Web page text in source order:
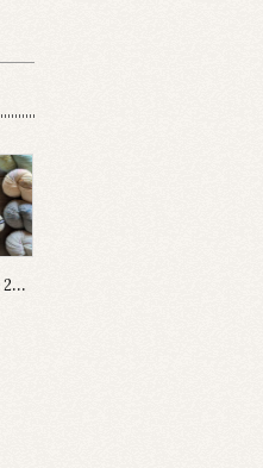
Lanivendole 2種 試し編みセット